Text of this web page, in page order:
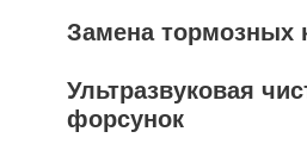
Замена тормозных
Ультразвуковая
форсунок